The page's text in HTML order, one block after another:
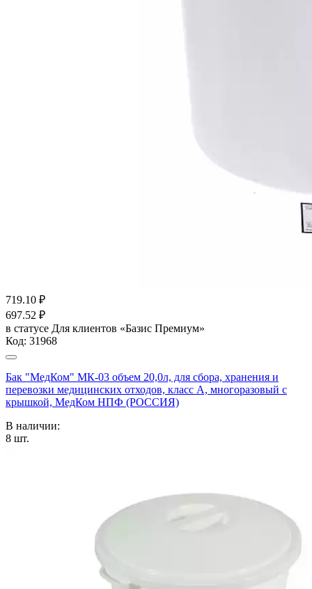
719.10 ₽
697.52 ₽
в статусе Для клиентов «Базис Премиум»
Код: 31968
Бак "МедКом" МК-03 объем 20,0л, для сбора, хранения и
перевозки медицинских отходов, класс А, многоразовый с
крышкой, МедКом НПФ (РОССИЯ)
В наличии:
8 шт.